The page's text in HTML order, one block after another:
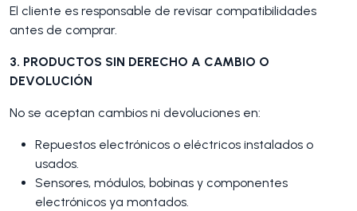
El cliente es responsable de revisar compatibilidades
antes de comprar.
3. PRODUCTOS SIN DERECHO A CAMBIO O
DEVOLUCIÓN
No se aceptan cambios ni devoluciones en:
Repuestos electrónicos o eléctricos instalados o
usados.
Sensores, módulos, bobinas y componentes
electrónicos ya montados.